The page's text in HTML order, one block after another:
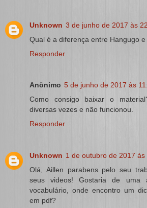
Unknown 3 de junho de 2017 às
Qual é a diferença entre Hangugo
Responder
Anônimo 5 de junho de 2017 às
Como consigo baixar o
diversas vezes e não funcionou.
Responder
Unknown 1 de outubro de 2017 às
Olá, Aillen parabens pelo seu
seus videos! Gostaria de uma
vocabulário, onde encontro um
em pdf?